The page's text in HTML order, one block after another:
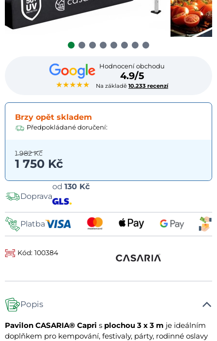
★★★★★
Hodnocení obchodu
4.9/5
Na základě10.233 recenzí
Brzy opět skladem
Předpokládané doručení:
1 750 Kč
1 982 Kč
Doprava
od 130 Kč
Platba
Kód: 100384
Popis
Pavilon CASARIA® Capri s plochou 3 x 3 m je ideálním
doplňkem pro kempování, festivaly, párty, rodinné oslavy